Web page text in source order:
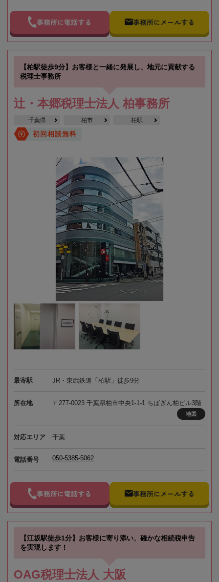
事務所に電話する 事務所にメールする
【柏駅徒歩9分】お客様と一緒に発展し、地元に貢献する
税理士事務所
辻・本郷税理士法人 柏事務所
千葉県 柏市 柏駅
初回相談無料
最寄駅 JR・東武鉄道「柏駅」徒歩9分
所在地 〒277-0023 千葉県柏市中央1-1-1 ちばぎん柏ビル3階
地図
対応エリア 千葉
電話番号 050-5385-5062
事務所に電話する 事務所にメールする
【江坂駅徒歩1分】お客様に寄り添い、確かな相続税申告
を実現します！
OAG税理士法人 大阪